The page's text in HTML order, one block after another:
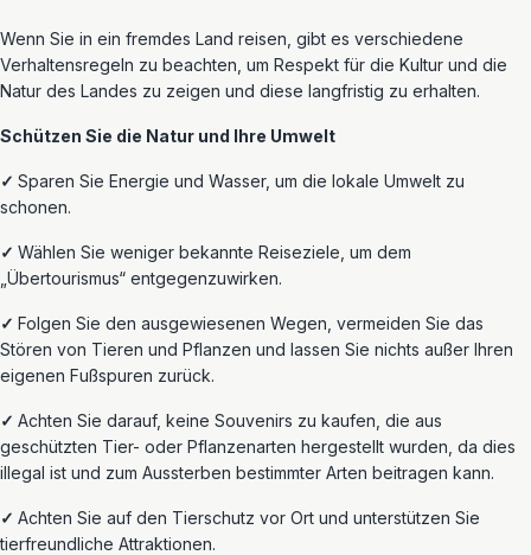
Wenn Sie in ein fremdes Land reisen, gibt es verschiedene
Verhaltensregeln zu beachten, um Respekt für die Kultur und die
Natur des Landes zu zeigen und diese langfristig zu erhalten.
Schützen Sie die Natur und Ihre Umwelt
✓ Sparen Sie Energie und Wasser, um die lokale Umwelt zu
schonen.
✓ Wählen Sie weniger bekannte Reiseziele, um dem
„Übertourismus“ entgegenzuwirken.
✓ Folgen Sie den ausgewiesenen Wegen, vermeiden Sie das
Stören von Tieren und Pflanzen und lassen Sie nichts außer Ihren
eigenen Fußspuren zurück.
✓ Achten Sie darauf, keine Souvenirs zu kaufen, die aus
geschützten Tier- oder Pflanzenarten hergestellt wurden, da dies
illegal ist und zum Aussterben bestimmter Arten beitragen kann.
✓ Achten Sie auf den Tierschutz vor Ort und unterstützen Sie
tierfreundliche Attraktionen.